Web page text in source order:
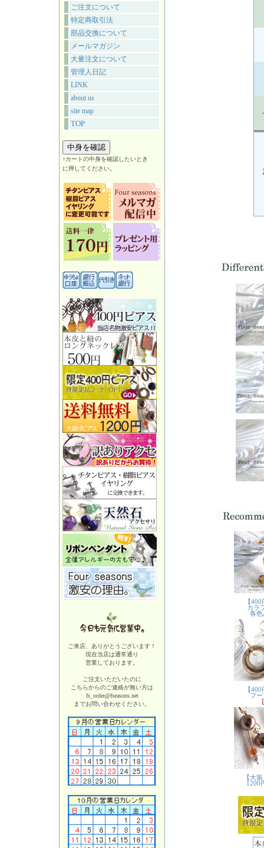
ご注文について
特定商取引法
部品交換について
メールマガジン
大量注文について
管理人日記
LINK
about us
site map
TOP
↑カートの中身を確認したいとき
に押してください。
ご来店、ありがとうございます！
現在当店は通常通り
営業しております。
ご注文いただいたのに
こちらからのご連絡が無い方は
fs_order@fseasons.net
までお問い合わせください。